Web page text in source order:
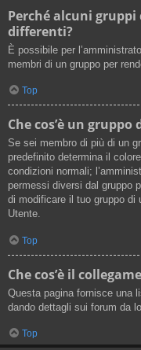
Perché alcuni
differenti?
È possibile per
membri di un gruppo per
Top
Che cos’è un
Se sei membro di più di un
predefinito determina il
condizioni normali;
permessi diversi dal gruppo
di modificare il tuo gruppo di
Utente.
Top
Che cos’è il
Questa pagina fornisce una
dando dettagli sui forum da
Top